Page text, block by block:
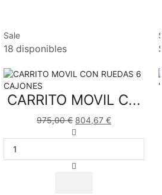
Sale
18 disponibles
CARRITO MOVIL C...
975,00€ 804,67€